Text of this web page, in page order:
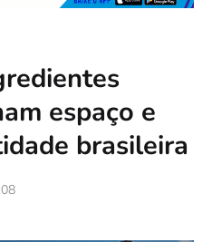
espaço e
brasileira